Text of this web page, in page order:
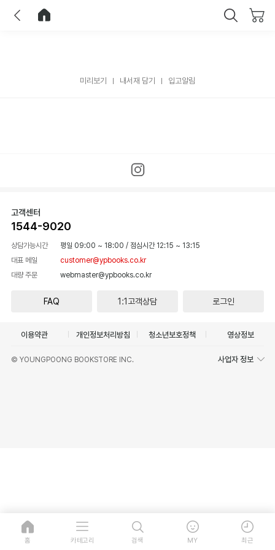
미리보기 내서재 담기 입고알림
고객센터
1544-9020
상담가능시간 평일 09:00 ~ 18:00 / 점심시간 12:15 ~ 13:15
대표 메일
customer@ypbooks.co.kr
대량 주문
webmaster@ypbooks.co.kr
FAQ 1:1고객상담 로그인
이용약관 개인정보처리방침 청소년보호정책 영상정보
© YOUNGPOONG BOOKSTORE INC. 사업자 정보
홈 카테고리 검색 MY 최근